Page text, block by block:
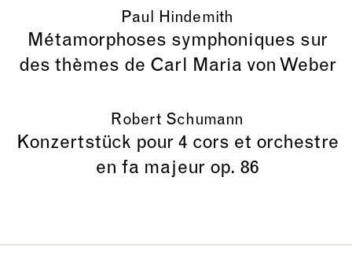
Paul Hindemith
Métamorphoses symphoniques sur
des thèmes de Carl Maria von Weber
Robert Schumann
Konzertstück pour 4 cors et orchestre
en fa majeur op. 86